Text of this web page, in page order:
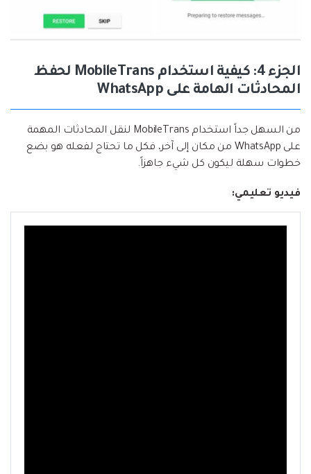
الجزء 4: كيفية استخدام MobileTrans لحفظ
المحادثات الهامة على WhatsApp
من السهل جداً استخدام MobileTrans لنقل المحادثات المهمة
على WhatsApp من مكان إلى آخر، فكل ما تحتاج لفعله هو بضع
خطوات سهلة ليكون كل شيء جاهزاً.
فيديو تعليمي: